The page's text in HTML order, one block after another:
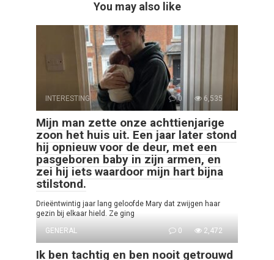
You may also like
INTERESTING 0 6,535
Mijn man zette onze achttienjarige
zoon het huis uit. Een jaar later stond
hij opnieuw voor de deur, met een
pasgeboren baby in zijn armen, en
zei hij iets waardoor mijn hart bijna
stilstond.
Drieëntwintig jaar lang geloofde Mary dat zwijgen haar
gezin bij elkaar hield. Ze ging
GENERAL
0 2,472
Ik ben tachtig en ben nooit getrouwd